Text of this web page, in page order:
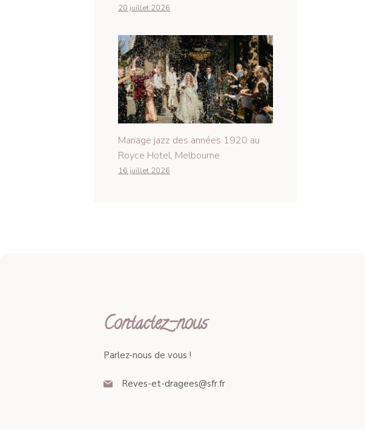
20 juillet 2026
Mariage jazz des années 1920 au
Royce Hotel, Melbourne
16 juillet 2026
Contactez-nous
Parlez-nous de vous !
Reves-et-dragees@sfr.fr